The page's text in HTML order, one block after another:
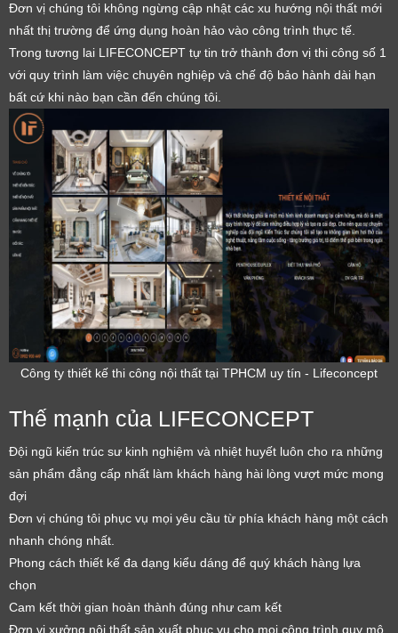
Đơn vị chúng tôi không ngừng cập nhật các xu hướng nội thất mới
nhất thị trường để ứng dụng hoàn hảo vào công trình thực tế.
Trong tương lai LIFECONCEPT tự tin trở thành đơn vị thi công số 1
với quy trình làm việc chuyên nghiệp và chế độ bảo hành dài hạn
bất cứ khi nào bạn cần đến chúng tôi.
Công ty thiết kế thi công nội thất tại TPHCM uy tín - Lifeconcept
Thế mạnh của LIFECONCEPT
Đội ngũ kiến trúc sư kinh nghiệm và nhiệt huyết luôn cho ra những
sản phẩm đẳng cấp nhất làm khách hàng hài lòng vượt mức mong
đợi
Đơn vị chúng tôi phục vụ mọi yêu cầu từ phía khách hàng một cách
nhanh chóng nhất.
Phong cách thiết kế đa dạng kiểu dáng để quý khách hàng lựa
chọn
Cam kết thời gian hoàn thành đúng như cam kết
Đơn vị xưởng nội thất sản xuất phục vụ cho mọi công trình quy mô